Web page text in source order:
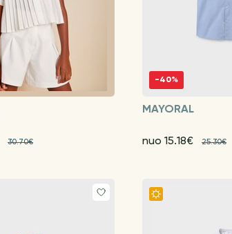
30.70€
-40%
MAYORAL
nuo 15.18€ 25.30€